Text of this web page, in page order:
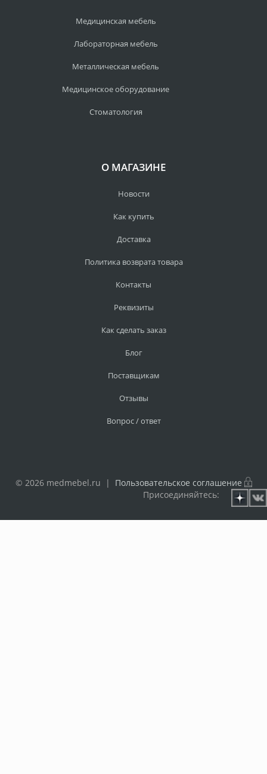
Медицинская мебель
Лабораторная мебель
Металлическая мебель
Медицинское оборудование
Стоматология
О МАГАЗИНЕ
Новости
Как купить
Доставка
Политика возврата товара
Контакты
Реквизиты
Как сделать заказ
Блог
Поставщикам
Отзывы
Вопрос / ответ
© 2026 medmebel.ru | Пользовательское соглашение
Присоединяйтесь: